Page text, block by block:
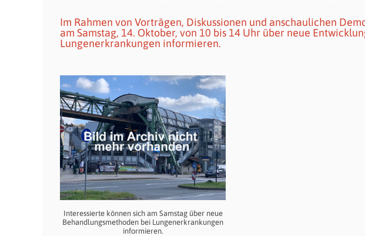
Im Rahmen von Vorträgen, Diskussionen und anschaulichen
am Samstag, 14. Oktober, von 10 bis 14 Uhr über neue
Lungenerkrankungen informieren.
Interessierte können sich am Samstag über neue
Behandlungsmethoden bei Lungenerkrankungen
informieren.